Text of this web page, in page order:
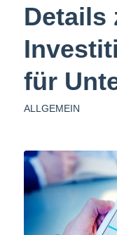
Details
für
ALLGEMEIN